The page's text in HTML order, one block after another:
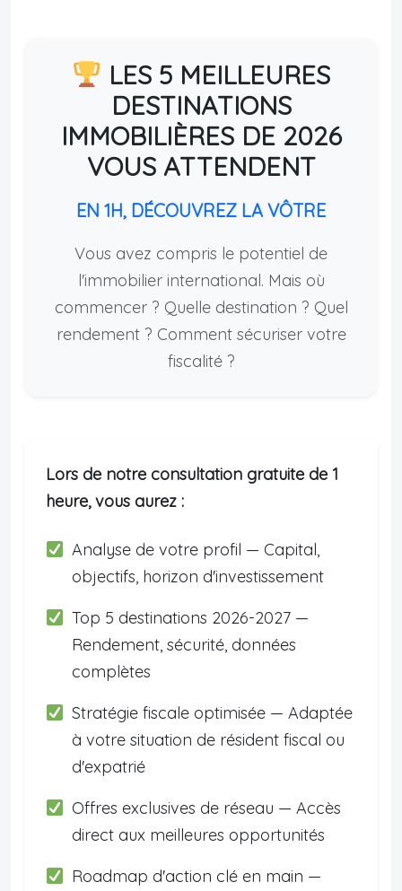
LES 5 MEILLEURES
DESTINATIONS
IMMOBILIÈRES DE 2026
VOUS ATTENDENT
EN 1H, DÉCOUVREZ LA VÔTRE
Vous avez compris le potentiel de
l'immobilier international. Mais où
commencer ? Quelle destination ? Quel
rendement ? Comment sécuriser votre
fiscalité ?
Lors de notre consultation gratuite de 1
heure, vous aurez :
Analyse de votre profil — Capital,
objectifs, horizon d'investissement
Top 5 destinations 2026-2027 —
Rendement, sécurité, données
complètes
Stratégie fiscale optimisée — Adaptée
à votre situation de résident fiscal ou
d'expatrié
Offres exclusives de réseau — Accès
direct aux meilleures opportunités
Roadmap d'action clé en main —